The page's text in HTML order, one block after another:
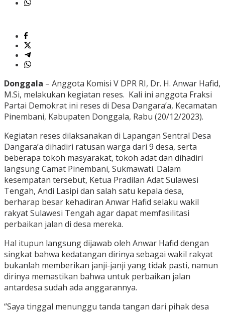
Donggala – Anggota Komisi V DPR RI, Dr. H. Anwar Hafid,
M.Si, melakukan kegiatan reses. Kali ini anggota Fraksi
Partai Demokrat ini reses di Desa Dangara’a, Kecamatan
Pinembani, Kabupaten Donggala, Rabu (20/12/2023).
Kegiatan reses dilaksanakan di Lapangan Sentral Desa
Dangara’a dihadiri ratusan warga dari 9 desa, serta
beberapa tokoh masyarakat, tokoh adat dan dihadiri
langsung Camat Pinembani, Sukmawati. Dalam
kesempatan tersebut, Ketua Pradilan Adat Sulawesi
Tengah, Andi Lasipi dan salah satu kepala desa,
berharap besar kehadiran Anwar Hafid selaku wakil
rakyat Sulawesi Tengah agar dapat memfasilitasi
perbaikan jalan di desa mereka.
Hal itupun langsung dijawab oleh Anwar Hafid dengan
singkat bahwa kedatangan dirinya sebagai wakil rakyat
bukanlah memberikan janji-janji yang tidak pasti, namun
dirinya memastikan bahwa untuk perbaikan jalan
antardesa sudah ada anggarannya.
‘’Saya tinggal menunggu tanda tangan dari pihak desa